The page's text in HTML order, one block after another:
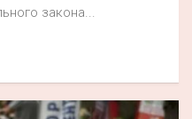
закона...